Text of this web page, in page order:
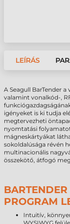
LEÍRÁS
A Seagull BarTender
valamint vonalkód-,
igényeket is ki tudja
megtervezheti
nyomtatási
mágneskártyákat
sokoldalúsága révén
multinacionális
összekötő, átfogó
PROGRAM
Intuitív,